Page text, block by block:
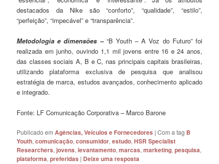
destacados da Nike são “conforto”, “qualidade”, “estilo”,
“perfeição”, “impecável” e “transparência”.
Metodologia e dimensões –“B Youth – A Voz do Futuro” foi
realizada em junho, ouvindo 1,1 mil jovens entre 16 e 24 anos,
das classes sociais A, B e C, nas principais capitais brasileiras,
utilizando plataforma exclusiva de pesquisa que analisou
estratégia de marca, estudos avançados, conhecimento aplicado
e integrado.
Fonte: LF Comunicação Corporativa – Marco Barone
Publicado em Agências, Veículos e Fornecedores |Com a tag B
Youth,comunicação,consumidor,estudo,HSR Specialist
Researchers,jovens,levantamento,marcas,marketing,pesquisa,
plataforma,preferidas | Deixe uma resposta